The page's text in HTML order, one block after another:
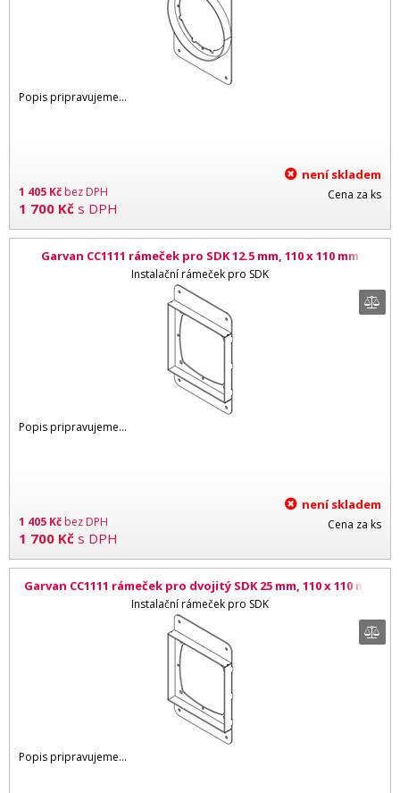
Popis pripravujeme...
1 405 Kčbez DPH
1 700 Kč s DPH
není skladem
Cena za ks
Garvan CC1111 rámeček pro SDK 12.5 mm, 110 x 110 mm
Instalační rámeček pro SDK
Popis pripravujeme...
1 405 Kčbez DPH
1 700 Kč s DPH
není skladem
Cena za ks
Garvan CC1111 rámeček pro dvojitý SDK 25 mm, 110 x 110 mm
Instalační rámeček pro SDK
Popis pripravujeme...